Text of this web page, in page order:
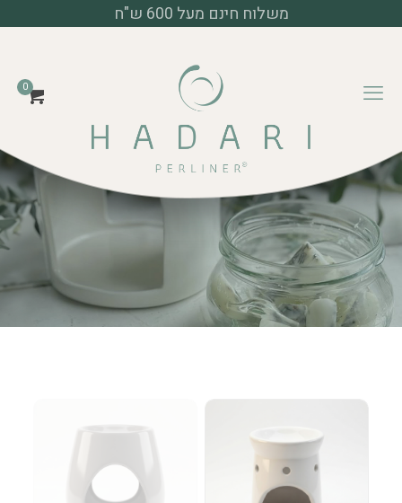
משלוח חינם מעל 600 ש"ח
0
מוצרי פרלינר
מבערים